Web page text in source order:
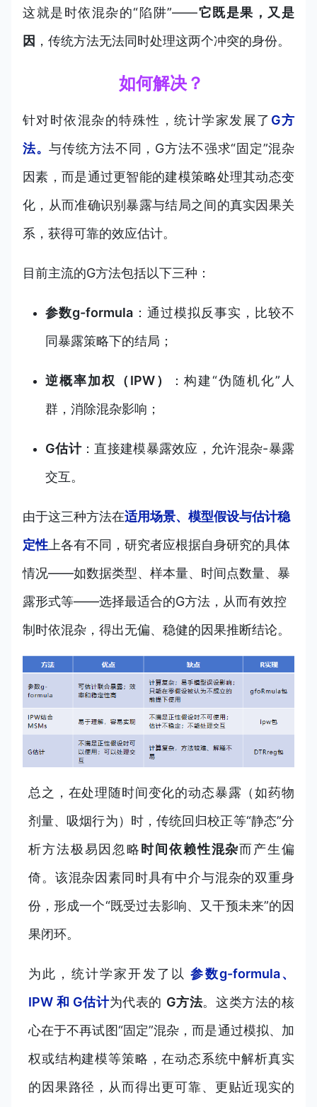
这就是时依混杂的“陷阱”——它既是果，又是
因 ，传统方法无法同时处理这两个冲突的身份。
如何解决？
针对时依混杂的特殊性，统计学家发展了 G方
法。与传统方法不同，G方法不强求“固定”混杂
因素，而是通过更智能的建模策略处理其动态变
化，从而准确识别暴露与结局之间的真实因果关
系，获得可靠的效应估计。
目前主流的G方法包括以下三种：
参数g-formula ：通过模拟反事实，比较不
同暴露策略下的结局；
逆概率加权（IPW）
：构建“伪随机化”人
群，消除混杂影响；
G估计：直接建模暴露效应，允许混杂-暴露
交互。
由于这三种方法在适用场景、模型假设与估计稳
定性上各有不同，研究者应根据自身研究的具体
情况——如数据类型、样本量、时间点数量、暴
露形式等——选择最适合的G方法，从而有效控
制时依混杂，得出无偏、稳健的因果推断结论。
总之，在处理随时间变化的动态暴露（如药物
剂量、吸烟行为）时，传统回归校正等“静态”分
析方法极易因忽略 时间依赖性混杂而产生偏
倚。该混杂因素同时具有中介与混杂的双重身
份，形成一个“既受过去影响、又干预未来”的因
果闭环。
为此，统计学家开发了以 参数g-formula、
IPW 和 G估计为代表的 G方法。这类方法的核
心在于不再试图“固定”混杂，而是通过模拟、加
权或结构建模等策略，在动态系统中解析真实
的因果路径，从而得出更可靠、更贴近现实的